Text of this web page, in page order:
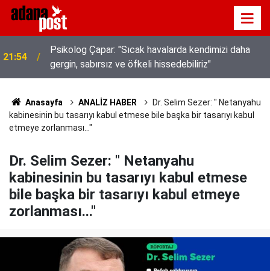
Psikolog Çapar: "Sıcak havalarda kendimizi daha
gergin, sabırsız ve öfkeli hissedebiliriz"
21:49
Kavurucu sıcakta hem kanalda yüzdüler hem karpuz
yediler
Anasayfa ANALİZ HABER
Dr. Selim Sezer: " Netanyahu
kabinesinin bu tasarıyı kabul etmese bile başka bir tasarıyı kabul
etmeye zorlanması..."
Dr. Selim Sezer: " Netanyahu
kabinesinin bu tasarıyı kabul etmese
bile başka bir tasarıyı kabul etmeye
zorlanması..."